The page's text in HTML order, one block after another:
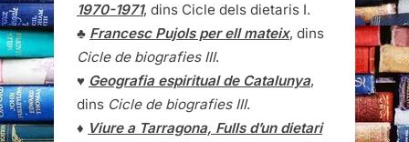
1970-1971, dins Cicle dels dietaris I.
♣ Francesc Pujols per ell mateix, dins
Cicle de biografies III.
♥ Geografia espiritual de Catalunya,
dins Cicle de biografies III.
♦ Viure a Tarragona, Fulls d’un dietari